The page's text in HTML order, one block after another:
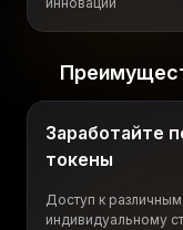
Заработайте
токены
Доступ к
индивидуальному